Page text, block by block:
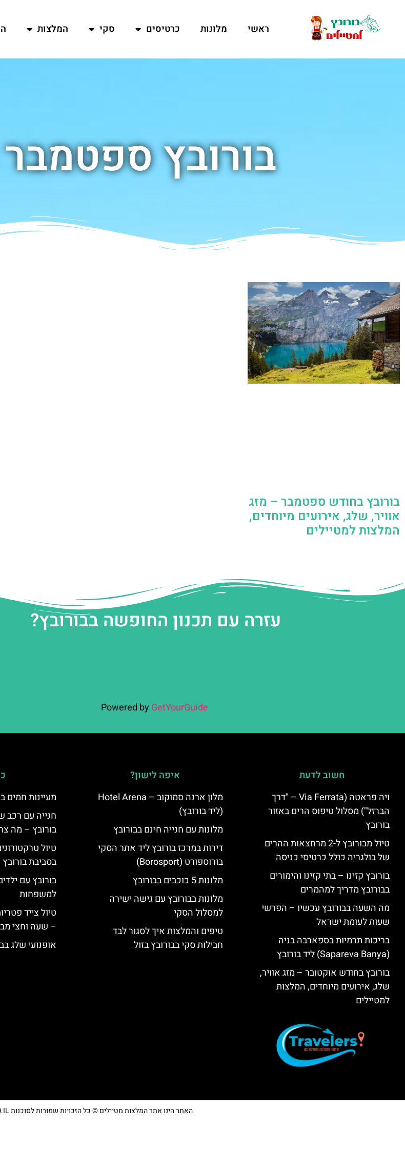
ראשי מלונות כרטיסים סקי המלצות
בורובץ
בורובץ בחודש ספטמבר – מזג
אוויר, שלג, אירועים מיוחדים,
המלצות למטיילים
עזרה עם תכנון החופשה בבורובץ?
Powered by GetYourGuide
חשוב לדעת
ויה פראטה (Via Ferrata – "דרך
הברזל") מסלול טיפוס הרים באזור
בורובץ
טיול מבורובץ ל-2 מרחצאות ההרים
של בולגריה כולל כרטיסי כניסה
בורובץ קזינו – בתי קזינו והימורים
בבורובץ מדריך למהמרים
מה השעה בבורובץ עכשיו – הפרשי
שעות לעומת ישראל
בריכות תרמיות בספארבה בניה
(Sapareva Banya) ליד בורובץ
בורובץ בחודש אוקטובר – מזג אוויר,
שלג, אירועים מיוחדים, המלצות
למטיילים
איפה לישון?
מלון ארנה סמוקוב – Hotel Arena
(ליד בורובץ)
מלונות עם חנייה חינם בבורובץ
דירות במרכז בורובץ ליד אתר הסקי
בורוספורט (Borosport)
מלונות 5 כוכבים בבורובץ
מלונות בבורובץ עם גישה ישירה
למסלול הסקי
טיפים והמלצות איך לסגור לבד
חבילות סקי בבורובץ בזול
מעיינות חמים
חנייה עם רכב
בורובץ – מה
טיול
בסביבת בורובץ
בורובץ עם
למשפחות
טיול צייד
– שעה וחצי
אופנועי שלג
האתר הינו אתר המלצות מטיילים © כל הזכויות שמורות לסוכנות TRAVELERS.CO.IL